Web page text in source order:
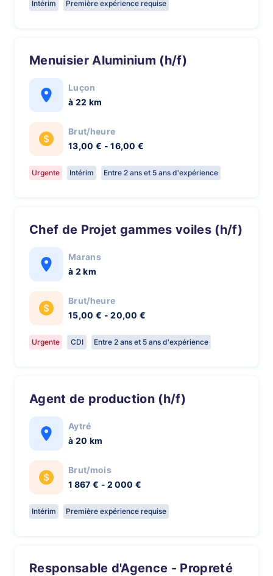
Intérim Première expérience requise
Menuisier Aluminium (h/f)
Luçon
à 22 km
Brut/heure
13,00 € - 16,00 €
Urgente Intérim Entre 2 ans et 5 ans d'expérience
Chef de Projet gammes voiles (h/f)
Marans
à 2 km
Brut/heure
15,00 € - 20,00 €
Urgente CDI Entre 2 ans et 5 ans d'expérience
Agent de production (h/f)
Aytré
à 20 km
Brut/mois
1 867 € - 2 000 €
Intérim Première expérience requise
Responsable d'Agence - Propreté